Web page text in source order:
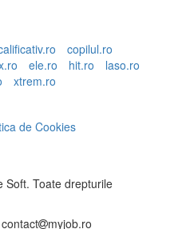
copilul.ro
ele.ro hit.ro
laso.ro
xtrem.ro
de Cookies
Soft. Toate drepturile
contact myjob.ro